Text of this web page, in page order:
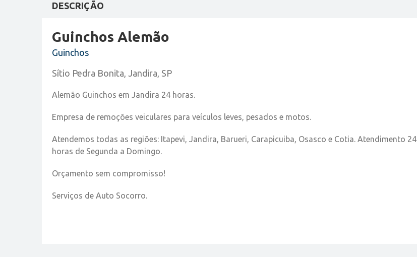
DESCRIÇÃO
Guinchos Alemão
Guinchos
Sítio Pedra Bonita, Jandira, SP
Alemão Guinchos em Jandira 24 horas.
Empresa de remoções veiculares para veículos leves, pesados e motos.
Atendemos todas as regiões: Itapevi, Jandira, Barueri, Carapicuiba, Osasco e Cotia. Atendimento 24
horas de Segunda a Domingo.
Orçamento sem compromisso!
Serviços de Auto Socorro.